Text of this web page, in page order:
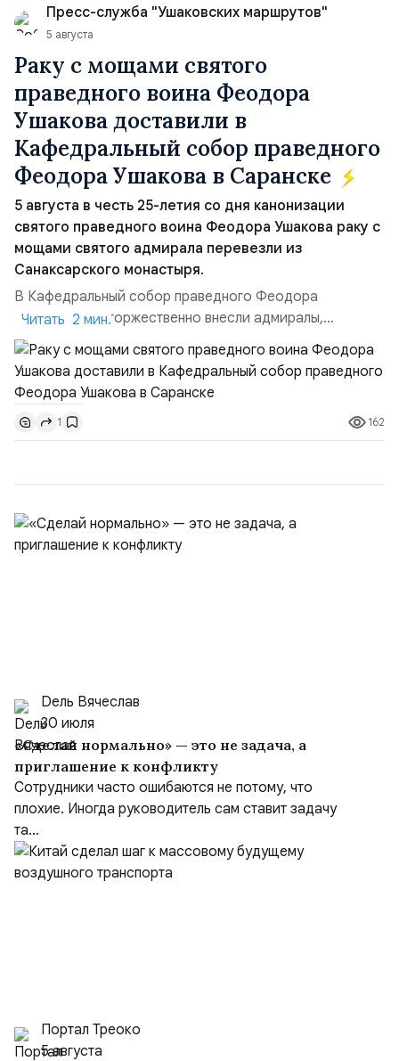
Ираном...Пресс-служба "Ушаковских маршрутов"
5 августа
Раку с мощами святого
праведного воина Феодора
Ушакова доставили в
Кафедральный собор праведного
Феодора Ушакова в Саранске
5 августа в честь 25-летия со дня канонизации
святого праведного воина Феодора Ушакова раку с
мощами святого адмирала перевезли из
Санаксарского монастыря.
В Кафедральный собор праведного Феодора
Ушакова раку торжественно внесли адмиралы,
участвовавшие в канонизации святого праведного
воина Феодора Ушакова 25 лет назад:Адмирал
Владимир Прокофьевич Валуев, командующий
Балтийским флотом ВМФ России (2001–2006
гг.);Адмирал Владимир Петрович Комоедов,
командующий Черноморским флотом ВМФ России
Читать 2 мин.
1 162
Dель Вячеслав
30 июля
«Сделай нормально» — это не задача, а
приглашение к конфликту
Сотрудники часто ошибаются не потому, что
плохие. Иногда руководитель сам ставит задачу
та...
Портал Треоко
5 августа